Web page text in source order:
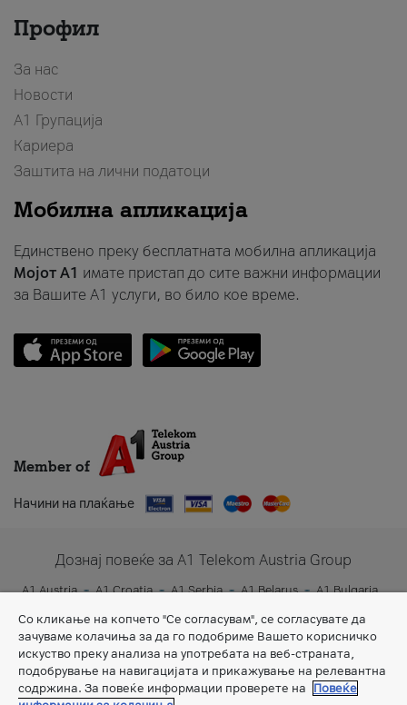
Профил
За нас
Новости
А1 Групација
Кариера
Заштита на лични податоци
Мобилна апликација
Единствено преку бесплатната мобилна апликација
Мојот A1 имате пристап до сите важни информации
за Вашите A1 услуги, во било кое време.
Member of
Начини на плаќање
Дознај повеќе за A1 Telekom Austria Group
A1 Austria A1 Croatia A1 Serbia A1 Belarus
A1 Bulgaria
Со кликање на копчето "Се согласувам", се согласувате да
зачуваме колачиња за да го подобриме Вашето корисничко
искуство преку анализа на употребата на веб-страната,
подобрување на навигацијата и прикажување на релевантна
содржина. За повеќе информации проверете на
Повеќе